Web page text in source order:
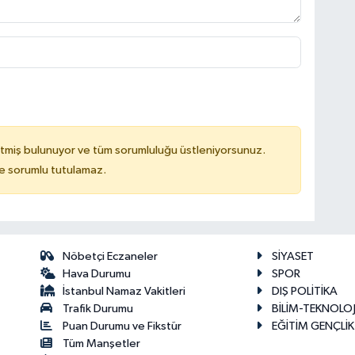
bulunuyor ve tüm sorumluluğu üstleniyorsunuz.
sorumlu tutulamaz.
Nöbetçi Eczaneler
Hava Durumu
İstanbul Namaz Vakitleri
Trafik Durumu
Puan Durumu ve Fikstür
Tüm Manşetler
SİYASET
SPOR
DIŞ POLİTİKA
BİLİM-
EĞİTİM GENÇLİK